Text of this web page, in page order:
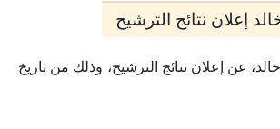
إعلان نتائج الترشيح
عن إعلان نتائج الترشيح، وذلك من تاريخ